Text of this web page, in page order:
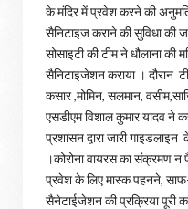
के मंदिर में प्रवेश करने की
सैनिटाइज कराने की सुविधा की
सोसाइटी की टीम ने धौलाना की
सैनिटाइजेशन कराया । दौरान
कसार ,मोमिन, सलमान,
एसडीएम विशाल कुमार यादव ने
प्रशासन द्वारा जारी
।कोरोना वायरस का संक्रमण
प्रवेश के लिए मास्क पहनने,
सैनेटाईजेशन की प्रक्रिया पूरी